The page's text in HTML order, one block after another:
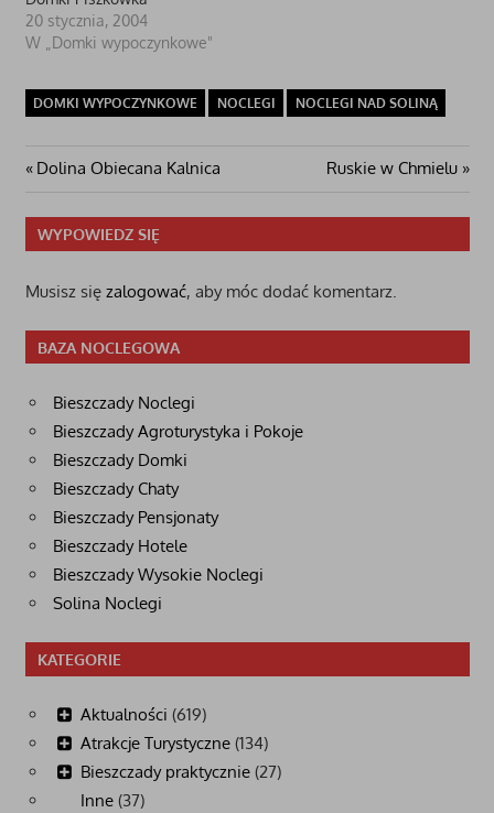
20 stycznia, 2004
W „Domki wypoczynkowe"
DOMKI WYPOCZYNKOWE NOCLEGI NOCLEGI NAD SOLINĄ
Nawigacja
wpisu
Poprzedni
Dolina Obiecana Kalnica
Następny
Ruskie w Chmielu
WYPOWIEDZ SIĘ
Musisz się zalogować, aby móc dodać komentarz.
BAZA NOCLEGOWA
Bieszczady Noclegi
Bieszczady Agroturystyka i Pokoje
Bieszczady Domki
Bieszczady Chaty
Bieszczady Pensjonaty
Bieszczady Hotele
Bieszczady Wysokie Noclegi
Solina Noclegi
KATEGORIE
Aktualności (619)
Atrakcje Turystyczne (134)
Bieszczady praktycznie (27)
Inne (37)